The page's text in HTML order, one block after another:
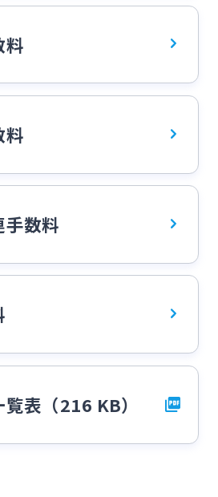
ーネットバンキング
ログオン
ログオン
料
料
数料
表（216 KB）